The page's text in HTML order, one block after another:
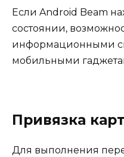
Если Android Beam
состоянии,
информационными
мобильными
Привязка
Для выполнения